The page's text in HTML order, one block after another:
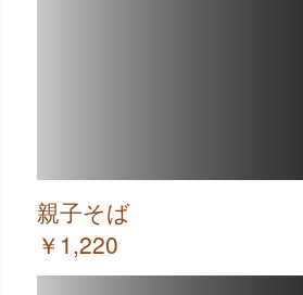
親子そば
￥1,220